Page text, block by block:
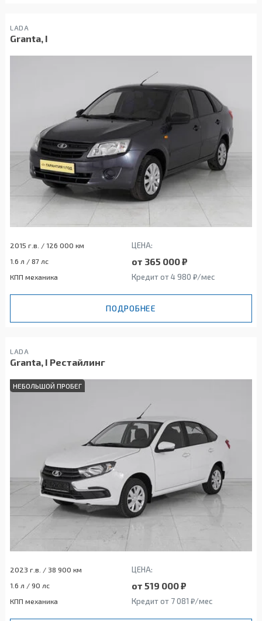
LADA
Granta, I
2015 г.в. / 126 000 км ЦЕНА:
1.6 л / 87 лс от 365 000 ₽
КПП механика Кредит от 4 980 ₽/мес
ПОДРОБНЕЕ
LADA
Granta, I Рестайлинг
НЕБОЛЬШОЙ ПРОБЕГ
2023 г.в. / 38 900 км ЦЕНА:
1.6 л / 90 лс от 519 000 ₽
КПП механика Кредит от 7 081 ₽/мес